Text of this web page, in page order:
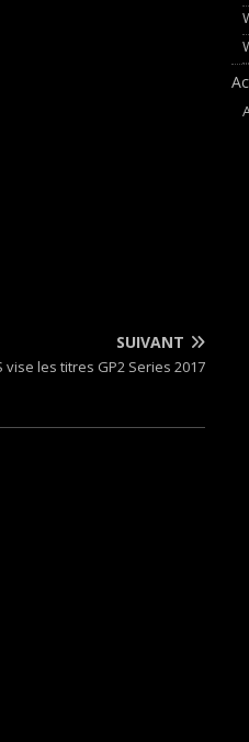
SUIVANT
vise les titres GP2 Series 2017